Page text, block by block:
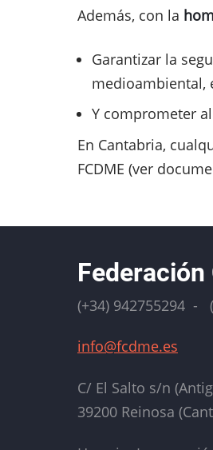
Además, con la
Garantizar la
medioambiental,
Y comprometer
En Cantabria,
FCDME (ver
(+34) 942755294 -
info@fcdme.es
C/ El Salto s/n
39200 Reinosa